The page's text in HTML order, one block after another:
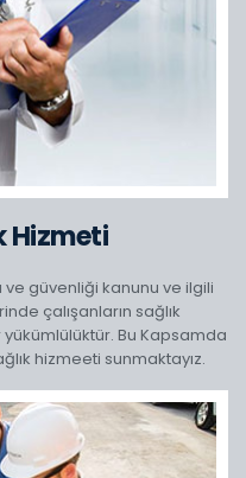
Hizmeti
ve güvenliği kanunu ve ilgili
çalışanların sağlık
Bu Kapsamda
hizmeeti sunmaktayız.